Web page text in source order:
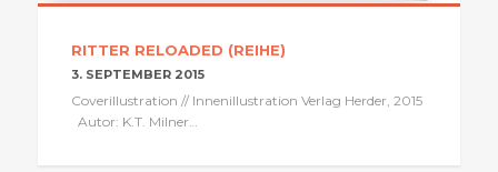
RITTER RELOADED (REIHE)
3. SEPTEMBER 2015
Coverillustration // Innenillustration Verlag Herder, 2015
Autor: K.T. Milner…